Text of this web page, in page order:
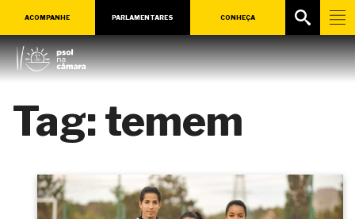
ACOMPANHE PARLAMENTARES CONHEÇA
Tag:temem